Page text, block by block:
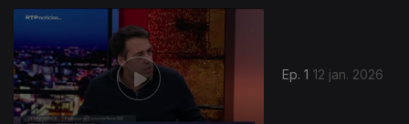
Ep. 1 12 jan. 2026